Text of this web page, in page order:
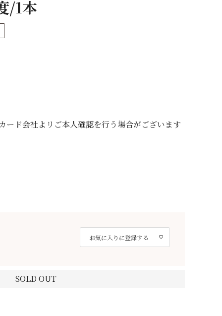
/1本
ード会社よリご本人確認を行う場合がございます
お気に入りに登録する
SOLD OUT